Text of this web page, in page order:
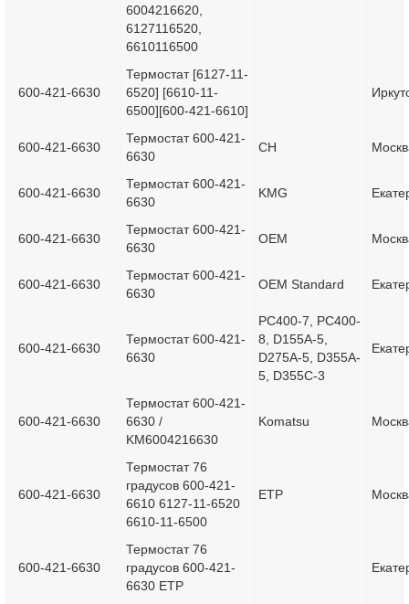
6004216620,
6127116520,
6610116500
600-421-6630
Термостат [6127-11-
6520] [6610-11-
6500][600-421-6610]
600-421-6630
Термостат 600-421-
6630
CH
600-421-6630
Термостат 600-421-
6630
KMG
600-421-6630
Термостат 600-421-
6630
OEM
600-421-6630
Термостат 600-421-
6630
OEM Standard
600-421-6630
Термостат 600-421-
6630
PC400-7, PC400-
8, D155A-5,
D275A-5, D355A-
5, D355С-3
600-421-6630
Термостат 600-421-
6630 /
KM6004216630
Komatsu
600-421-6630
Термостат 76
градусов 600-421-
6610 6127-11-6520
6610-11-6500
ETP
600-421-6630
Термостат 76
градусов 600-421-
6630 ETP